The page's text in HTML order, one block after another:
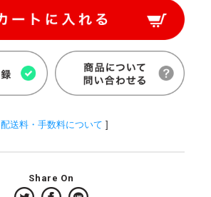
配送料・手数料について ]
Share On